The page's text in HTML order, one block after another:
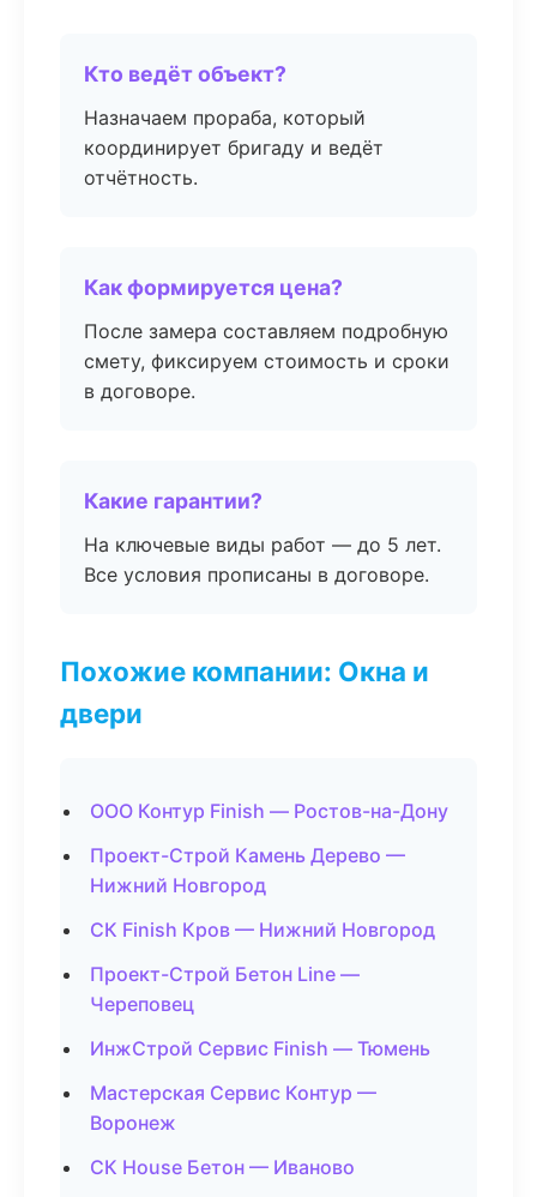
Кто ведёт объект?
Назначаем прораба, который
координирует бригаду и ведёт
отчётность.
Как формируется цена?
После замера составляем подробную
смету, фиксируем стоимость и сроки
в договоре.
Какие гарантии?
На ключевые виды работ — до 5 лет.
Все условия прописаны в договоре.
Похожие компании: Окна и
двери
ООО Контур Finish — Ростов-на-Дону
Проект-Строй Камень Дерево —
Нижний Новгород
СК Finish Кров — Нижний Новгород
Проект-Строй Бетон Line —
Череповец
ИнжСтрой Сервис Finish — Тюмень
Мастерская Сервис Контур —
Воронеж
СК House Бетон — Иваново